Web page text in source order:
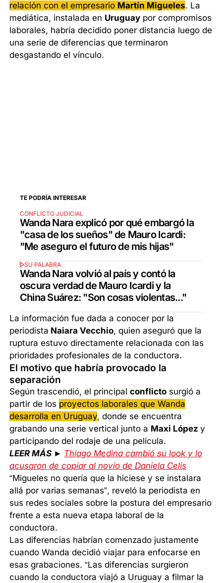
relación con el empresario Martín Migueles. La
mediática, instalada en Uruguay por compromisos
laborales, habría decidido poner distancia luego de
una serie de diferencias que terminaron
desgastando el vínculo.
TE PODRÍA INTERESAR
CONFLICTO JUDICIAL
Wanda Nara explicó por qué embargó la
"casa de los sueños" de Mauro Icardi:
"Me aseguro el futuro de mis hijas"
SU PALABRA
Wanda Nara volvió al país y contó la
oscura verdad de Mauro Icardi y la
China Suárez: "Son cosas violentas..."
La información fue dada a conocer por la
periodista Naiara Vecchio, quien aseguró que la
ruptura estuvo directamente relacionada con las
prioridades profesionales de la conductora.
El motivo que habría provocado la
separación
Según trascendió, el principalconflicto surgió a
partir de los proyectos laborales que Wanda
desarrolla en Uruguay, donde se encuentra
grabando una serie vertical junto a Maxi Lópezy
participando del rodaje de una película.
LEER MÁS ► Thiago Medina cambió su look y lo
acusaron de copiar al novio de Daniela Celis
“Migueles no quería que la hiciese y se instalara
allá por varias semanas”, reveló la periodista en
sus redes sociales sobre la postura del empresario
frente a esta nueva etapa laboral de la
conductora.
Las diferencias habrían comenzado justamente
cuando Wanda decidió viajar para enfocarse en
esas grabaciones. “Las diferencias surgieron
cuando la conductora viajó a Uruguay a filmar la